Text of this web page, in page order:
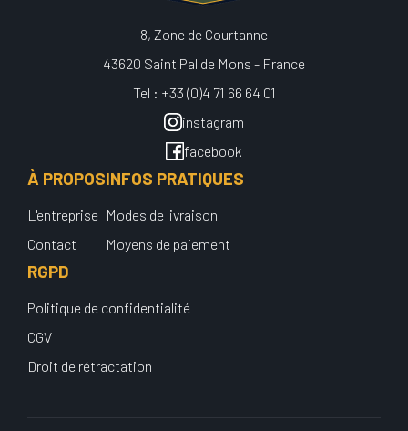
8, Zone de Courtanne
43620 Saint Pal de Mons - France
Tel : +33 (0)4 71 66 64 01
instagram
facebook
À PROPOS
L'entreprise
Contact
INFOS PRATIQUES
Modes de livraison
Moyens de paiement
RGPD
Politique de confidentialité
CGV
Droit de rétractation